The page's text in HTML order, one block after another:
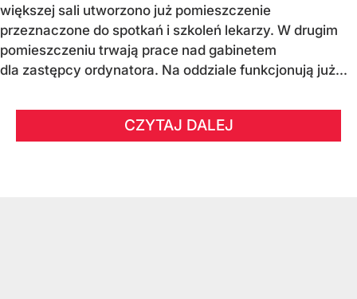
większej sali utworzono już pomieszczenie
przeznaczone do spotkań i szkoleń lekarzy. W drugim
pomieszczeniu trwają prace nad gabinetem
dla zastępcy ordynatora. Na oddziale funkcjonują już...
CZYTAJ DALEJ